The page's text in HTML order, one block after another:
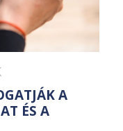
A
ÉS A